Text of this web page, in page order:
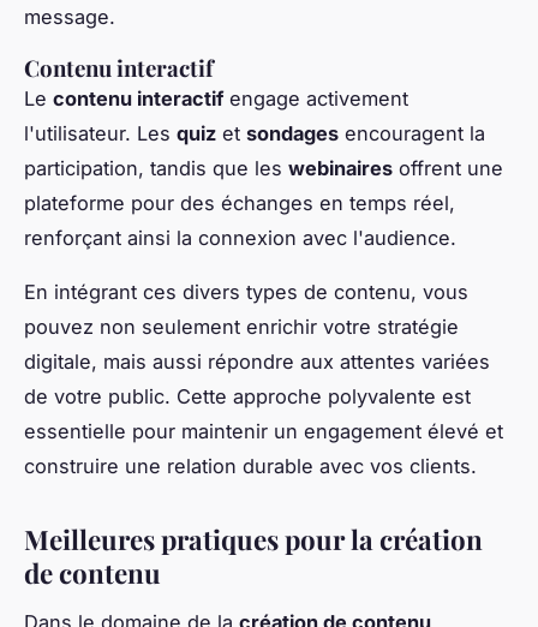
message.
Contenu interactif
Le contenu interactifengage activement
l'utilisateur. Les quiz et sondages encouragent la
participation, tandis que les webinaires offrent une
plateforme pour des échanges en temps réel,
renforçant ainsi la connexion avec l'audience.
En intégrant ces divers types de contenu, vous
pouvez non seulement enrichir votre stratégie
digitale, mais aussi répondre aux attentes variées
de votre public. Cette approche polyvalente est
essentielle pour maintenir un engagement élevé et
construire une relation durable avec vos clients.
Meilleures pratiques pour la création
de contenu